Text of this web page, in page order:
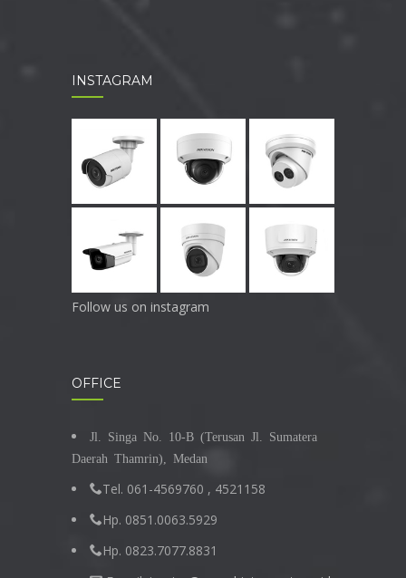
INSTAGRAM
Follow us on instagram
OFFICE
Jl. Singa No. 10-B (Terusan Jl. Sumatera
Daerah Thamrin), Medan
Tel. 061-4569760 , 4521158
Hp. 0851.0063.5929
Hp. 0823.7077.8831